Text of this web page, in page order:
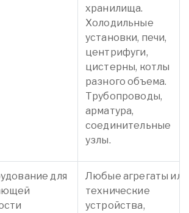
хранилища.
Холодильные
установки, печи,
центрифуги,
цистерны, котлы
разного объема.
Трубопроводы,
арматура,
соединительные
узлы.
для
Любые агрегаты или
технические
устройства,